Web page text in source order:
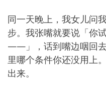
同一天晚上，我女儿问
步。我张嘴就要说「你
——」，话到嘴边咽回
里哪个条件你还没用上
出来。